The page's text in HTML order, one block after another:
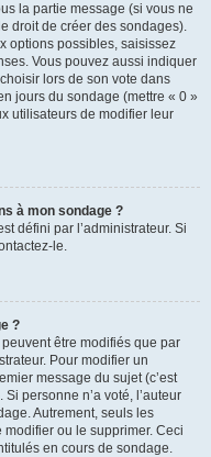
la partie message (si vous ne
droit de créer des sondages).
options possibles, saisissez
Vous pouvez aussi indiquer
lors de son vote dans
jours du sondage (mettre « 0 »
utilisateurs de modifier leur
à mon sondage ?
défini par l’administrateur. Si
le.
?
être modifiés que par
Pour modifier un
message du sujet (c’est
personne n’a voté, l’auteur
Autrement, seuls les
ou le supprimer. Ceci
en cours de sondage.